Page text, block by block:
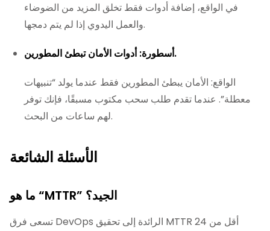
في الواقع، إضافة أدوات فقط تخلق المزيد من الضوضاء
والعمل اليدوي إذا لم يتم دمجها.
أسطورة: أدوات الأمان تبطئ المطورين.
الواقع: الأمان يبطئ المطورين فقط عندما يولد “تنبيهات
معطلة”. عندما تقدم طلب سحب مكتوب مسبقًا، فإنك توفر
لهم ساعات من البحث.
الأسئلة الشائعة
ما هو “MTTR” الجيد؟
تسعى فرق DevOps الرائدة إلى تحقيق MTTR أقل من 24